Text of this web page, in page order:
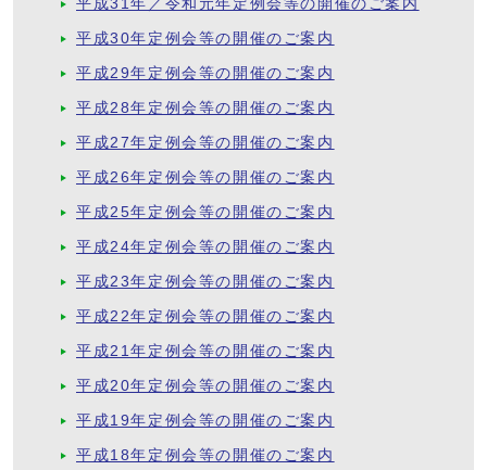
平成31年／令和元年定例会等の開催のご案内
平成30年定例会等の開催のご案内
平成29年定例会等の開催のご案内
平成28年定例会等の開催のご案内
平成27年定例会等の開催のご案内
平成26年定例会等の開催のご案内
平成25年定例会等の開催のご案内
平成24年定例会等の開催のご案内
平成23年定例会等の開催のご案内
平成22年定例会等の開催のご案内
平成21年定例会等の開催のご案内
平成20年定例会等の開催のご案内
平成19年定例会等の開催のご案内
平成18年定例会等の開催のご案内